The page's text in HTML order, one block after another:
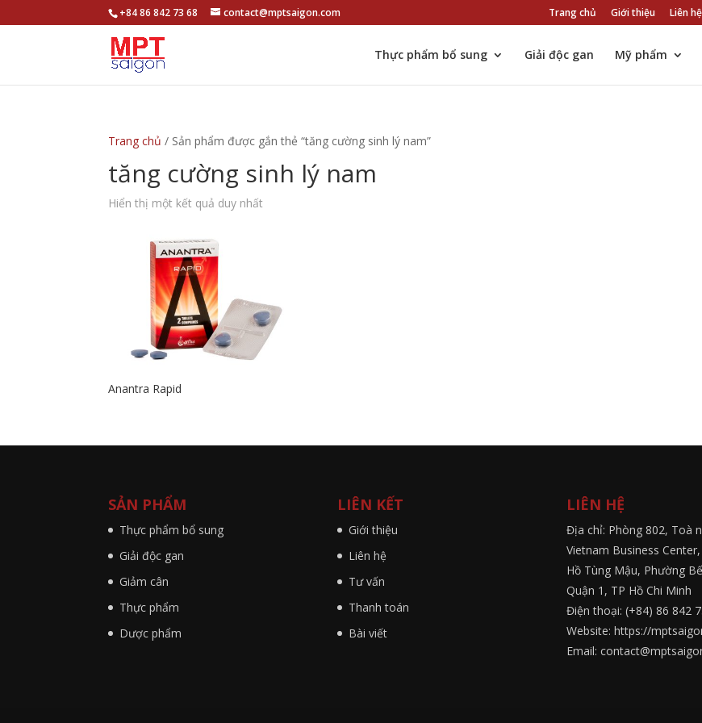
+84 86 842 73 68 contact@mptsaigon.com Trang chủ Giới thiệu Liên hệ
Thực phẩm bổ sung Giải độc gan Mỹ phẩm
Trang chủ / Sản phẩm được gắn thẻ “tăng cường sinh lý nam”
tăng cường sinh lý nam
Hiển thị một kết quả duy nhất
Anantra Rapid
SẢN PHẨM
Thực phẩm bổ sung
Giải độc gan
Giảm cân
Thực phẩm
Dược phẩm
LIÊN KẾT
Giới thiệu
Liên hệ
Tư vấn
Thanh toán
Bài viết
LIÊN HỆ
Địa chỉ: Phòng 802, Toà
Vietnam Business
Hồ Tùng Mậu, Phường
Quận 1, TP Hồ Chi Minh
Điện thoại: (+84) 86 842
Website: https://
Email: